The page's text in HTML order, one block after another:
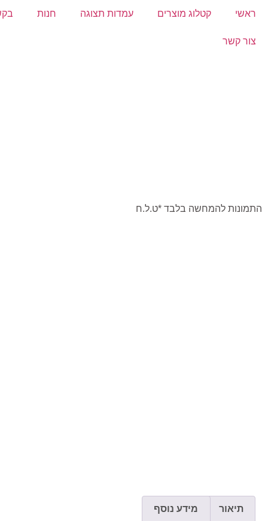
ראשי קטלוג מוצרים עמדות תצוגה חנות
צור קשר
התמונות להמחשה בלבד *ט.ל.ח
תיאור מידע נוסף